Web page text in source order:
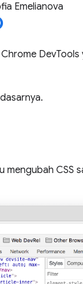
Emelianova
mengubah CSS